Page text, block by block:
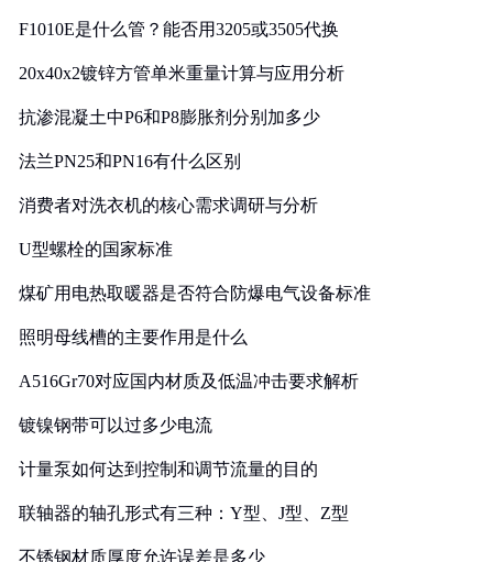
F1010E是什么管？能否用3205或3505代换
20x40x2镀锌方管单米重量计算与应用分析
抗渗混凝土中P6和P8膨胀剂分别加多少
法兰PN25和PN16有什么区别
消费者对洗衣机的核心需求调研与分析
U型螺栓的国家标准
煤矿用电热取暖器是否符合防爆电气设备标准
照明母线槽的主要作用是什么
A516Gr70对应国内材质及低温冲击要求解析
镀镍钢带可以过多少电流
计量泵如何达到控制和调节流量的目的
联轴器的轴孔形式有三种：Y型、J型、Z型
不锈钢材质厚度允许误差是多少